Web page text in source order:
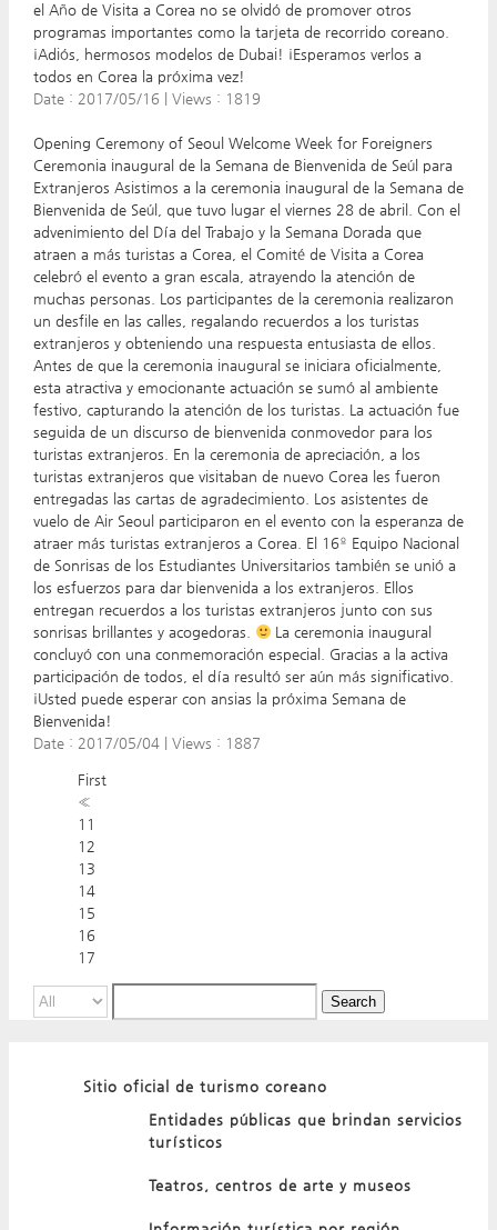
el Año de Visita a Corea no se olvidó de promover otros
programas importantes como la tarjeta de recorrido coreano.
¡Adiós, hermosos modelos de Dubai! ¡Esperamos verlos a
todos en Corea la próxima vez!
Date : 2017/05/16 Views : 1819
Opening Ceremony of Seoul Welcome Week for Foreigners
Ceremonia inaugural de la Semana de Bienvenida de Seúl para
Extranjeros Asistimos a la ceremonia inaugural de la Semana de
Bienvenida de Seúl, que tuvo lugar el viernes 28 de abril. Con el
advenimiento del Día del Trabajo y la Semana Dorada que
atraen a más turistas a Corea, el Comité de Visita a Corea
celebró el evento a gran escala, atrayendo la atención de
muchas personas. Los participantes de la ceremonia realizaron
un desfile en las calles, regalando recuerdos a los turistas
extranjeros y obteniendo una respuesta entusiasta de ellos.
Antes de que la ceremonia inaugural se iniciara oficialmente,
esta atractiva y emocionante actuación se sumó al ambiente
festivo, capturando la atención de los turistas. La actuación fue
seguida de un discurso de bienvenida conmovedor para los
turistas extranjeros. En la ceremonia de apreciación, a los
turistas extranjeros que visitaban de nuevo Corea les fueron
entregadas las cartas de agradecimiento. Los asistentes de
vuelo de Air Seoul participaron en el evento con la esperanza de
atraer más turistas extranjeros a Corea. El 16º Equipo Nacional
de Sonrisas de los Estudiantes Universitarios también se unió a
los esfuerzos para dar bienvenida a los extranjeros. Ellos
entregan recuerdos a los turistas extranjeros junto con sus
sonrisas brillantes y acogedoras.
La ceremonia inaugural
concluyó con una conmemoración especial. Gracias a la activa
participación de todos, el día resultó ser aún más significativo.
¡Usted puede esperar con ansias la próxima Semana de
Bienvenida!
Date : 2017/05/04 Views : 1887
First
«
11
12
13
14
15
16
17
Search
Sitio oficial de turismo coreano
Entidades públicas que brindan servicios
turísticos
Teatros, centros de arte y museos